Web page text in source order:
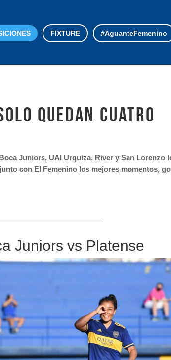
FIXTURE #AguanteFemenino
quedan cuatro
Juniors, UAI Urquiza, River y San
con El Femenino los mejores momentos,
Juniors vs Platense